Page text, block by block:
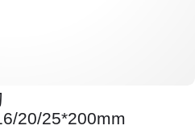
20/25*200mm